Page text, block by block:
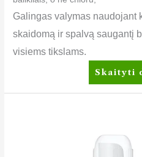
Galingas valymas naudojant
skaidomą ir spalvą saugantį
visiems tikslams.
Skaityti
Skalbimo
skystis